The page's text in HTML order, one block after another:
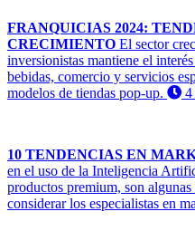
FRANQUICIAS 2024:
CRECIMIENTO El sector
inversionistas mantiene el
bebidas, comercio y servicios
modelos de tiendas pop-up.
4
10 TENDENCIAS EN
en el uso de la Inteligencia
productos premium, son
considerar los especialistas en